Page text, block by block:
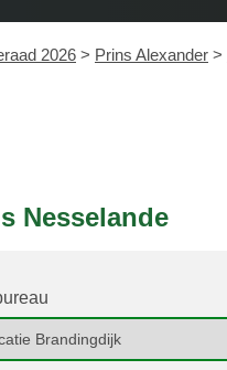
2026 > Prins Alexander >
Nesselande